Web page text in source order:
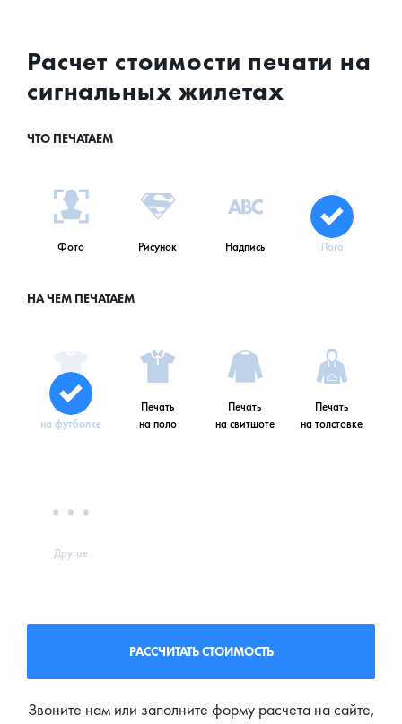
Расчет стоимости печати на
сигнальных жилетах
ЧТО ПЕЧАТАЕМ
Фото Рисунок Надпись Лого
НА ЧЕМ ПЕЧАТАЕМ
Печать
на футболке
Печать
на поло
Печать
на свитшоте
Печать
на толстовке
Другое
РАССЧИТАТЬ СТОИМОСТЬ
Звоните нам или заполните форму расчета на сайте,